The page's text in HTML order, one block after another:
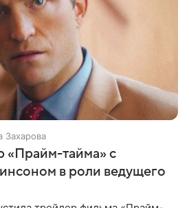
Захарова
«Прайм-тайма» с
в роли ведущего